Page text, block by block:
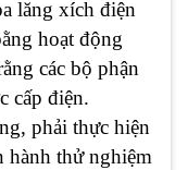
lăng xích điện
hoạt động
các bộ phận
cấp điện.
phải thực hiện
hành thử nghiệm